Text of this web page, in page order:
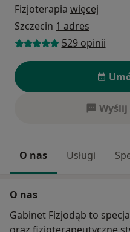
Fizjoterapia więcej
Szczecin 1 adres
529 opinii
O nas Usługi
O nas
Gabinet Fizjodąb to